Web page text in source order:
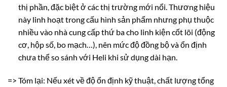
thị phần, đặc biệt ở các thị trường mới nổi. Thương hiệu
này linh hoạt trong cấu hình sản phẩm nhưng phụ thuộc
nhiều vào nhà cung cấp thứ ba cho linh kiện cốt lõi (động
cơ, hộp số, bo mạch…), nên mức độ đồng bộ và ổn định
chưa thể so sánh với Heli khi sử dụng dài hạn.
=> Tóm lại: Nếu xét về độ ổn định kỹ thuật, chất lượng tổng